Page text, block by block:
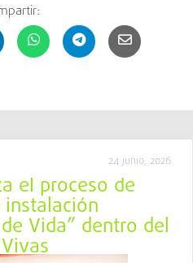
24 junio, 2026
el proceso de
Vida” dentro del